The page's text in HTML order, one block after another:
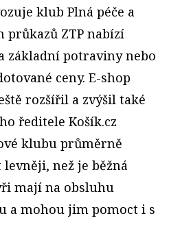
klub Plná péče a
ZTP nabízí
základní potraviny nebo
ceny. E-shop
rozšířil a zvýšil také
ředitele Košík.cz
klubu průměrně
než je běžná
mají na obsluhu
a mohou jim pomoct i s